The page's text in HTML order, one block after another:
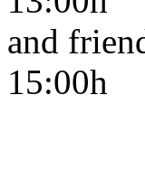
and
15:00h